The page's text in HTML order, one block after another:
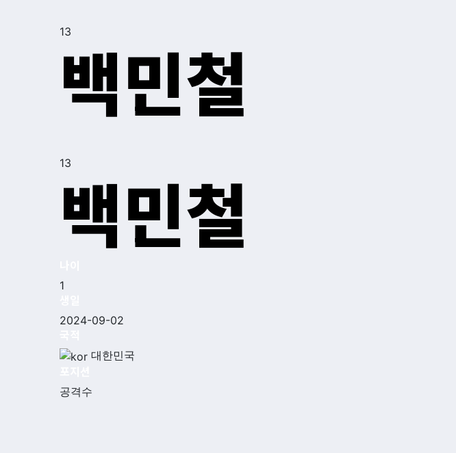
13
백민철
13
백민철
1
2024-09-02
대한민국
공격수